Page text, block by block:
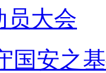
员大会
国安之